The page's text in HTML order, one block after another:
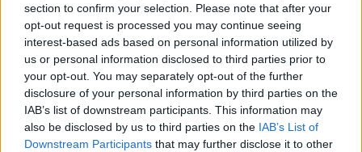
section to confirm your selection. Please note that after your
opt-out request is processed you may continue seeing
interest-based ads based on personal information utilized by
us or personal information disclosed to third parties prior to
your opt-out. You may separately opt-out of the further
disclosure of your personal information by third parties on the
IAB’s list of downstream participants. This information may
also be disclosed by us to third parties on the IAB’s List of
Downstream Participants that may further disclose it to other
NOTĂ:Numele scrise cu bold (îngroșat) indică jucători
care se află încă în activitate.
Ultimele faze eliminatorii
Optimi de finală